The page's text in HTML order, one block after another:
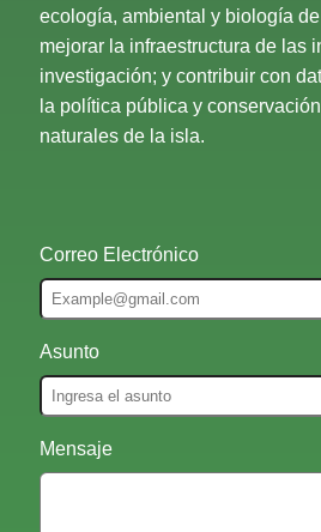
ecología, ambiental y biología
mejorar la infraestructura de las
investigación; y contribuir con
la política pública y
naturales de la isla.
Correo Electrónico
Asunto
Mensaje